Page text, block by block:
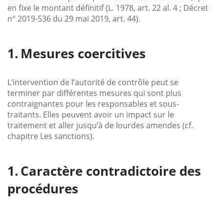
en fixe le montant définitif (L. 1978, art. 22 al. 4 ; Décret
n° 2019-536 du 29 mai 2019, art. 44).
Mesures coercitives
L’intervention de l’autorité de contrôle peut se
terminer par différentes mesures qui sont plus
contraignantes pour les responsables et sous-
traitants. Elles peuvent avoir un impact sur le
traitement et aller jusqu’à de lourdes amendes (cf.
chapitre Les sanctions).
Caractère contradictoire des
procédures